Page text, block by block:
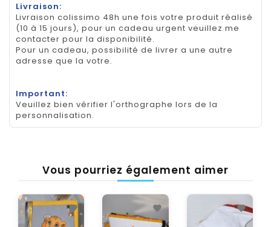
Livraison:
Livraison colissimo 48h une fois votre produit réalisé
(10 à 15 jours), pour un cadeau urgent veuillez me
contacter pour la disponibilité.
Pour un cadeau, possibilité de livrer a une autre
adresse que la votre.
Important:
Veuillez bien vérifier l'orthographe lors de la
personnalisation.
Vous pourriez également aimer